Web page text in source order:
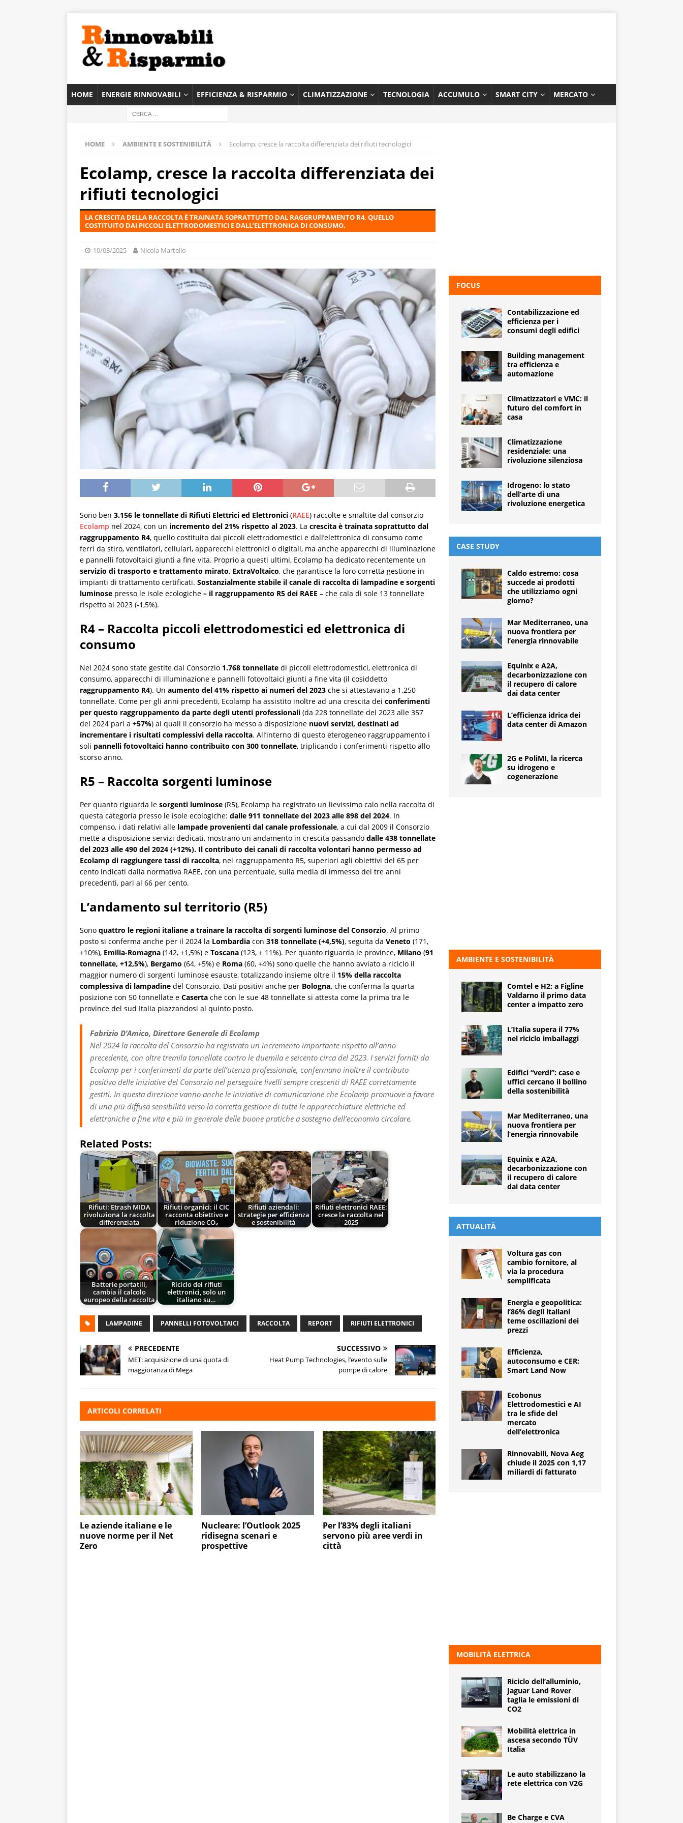
HOME ENERGIE RINNOVABILI EFFICIENZA & RISPARMIO CLIMATIZZAZIONE TECNOLOGIA ACCUMULO SMART CITY MERCATO
HOME AMBIENTE E SOSTENIBILITÀ Ecolamp, cresce la raccolta differenziata dei rifiuti tecnologici
Ecolamp, cresce la raccolta differenziata dei
rifiuti tecnologici
LA CRESCITA DELLA RACCOLTA È TRAINATA SOPRATTUTTO DAL RAGGRUPPAMENTO R4, QUELLO
COSTITUITO DAI PICCOLI ELETTRODOMESTICI E DALL’ELETTRONICA DI CONSUMO.
10/03/2025 Nicola Martello
Sono ben 3.156 le tonnellate di Rifiuti Elettrici ed Elettronici (RAEE) raccolte e smaltite dal consorzio
Ecolamp nel 2024, con un incremento del 21% rispetto al 2023. La crescita è trainata soprattutto dal
raggruppamento R4, quello costituito dai piccoli elettrodomestici e dall’elettronica di consumo come
ferri da stiro, ventilatori, cellulari, apparecchi elettronici o digitali, ma anche apparecchi di illuminazione
e pannelli fotovoltaici giunti a fine vita. Proprio a questi ultimi, Ecolamp ha dedicato recentemente un
servizio di trasporto e trattamento mirato, ExtraVoltaico, che garantisce la loro corretta gestione in
impianti di trattamento certificati. Sostanzialmente stabile il canale di raccolta di lampadine e sorgenti
luminose presso le isole ecologiche – il raggruppamento R5 dei RAEE – che cala di sole 13 tonnellate
rispetto al 2023 (-1,5%).
R4 – Raccolta piccoli elettrodomestici ed elettronica di
consumo
Nel 2024 sono state gestite dal Consorzio 1.768 tonnellate di piccoli elettrodomestici, elettronica di
consumo, apparecchi di illuminazione e pannelli fotovoltaici giunti a fine vita (il cosiddetto
raggruppamento R4). Un aumento del 41% rispetto ai numeri del 2023 che si attestavano a 1.250
tonnellate. Come per gli anni precedenti, Ecolamp ha assistito inoltre ad una crescita dei conferimenti
per questo raggruppamento da parte degli utenti professionali (da 228 tonnellate del 2023 alle 357
del 2024 pari a +57%) ai quali il consorzio ha messo a disposizione nuovi servizi, destinati ad
incrementare i risultati complessivi della raccolta. All’interno di questo eterogeneo raggruppamento i
soli pannelli fotovoltaici hanno contribuito con 300 tonnellate, triplicando i conferimenti rispetto allo
scorso anno.
R5 – Raccolta sorgenti luminose
Per quanto riguarda le sorgenti luminose (R5), Ecolamp ha registrato un lievissimo calo nella raccolta di
questa categoria presso le isole ecologiche: dalle 911 tonnellate del 2023 alle 898 del 2024. In
compenso, i dati relativi alle lampade provenienti dal canale professionale, a cui dal 2009 il Consorzio
mette a disposizione servizi dedicati, mostrano un andamento in crescita passando dalle 438 tonnellate
del 2023 alle 490 del 2024 (+12%). Il contributo dei canali di raccolta volontari hanno permesso ad
Ecolamp di raggiungere tassi di raccolta, nel raggruppamento R5, superiori agli obiettivi del 65 per
cento indicati dalla normativa RAEE, con una percentuale, sulla media di immesso dei tre anni
precedenti, pari al 66 per cento.
L’andamento sul territorio (R5)
Sono quattro le regioni italiane a trainare la raccolta di sorgenti luminose del Consorzio. Al primo
posto si conferma anche per il 2024 la Lombardia con 318 tonnellate (+4,5%), seguita da Veneto (171,
+10%), Emilia-Romagna (142, +1,5%) e Toscana (123, + 11%). Per quanto riguarda le province, Milano (91
tonnellate, +12,5%), Bergamo (64, +5%) e Roma (60, +4%) sono quelle che hanno avviato a riciclo il
maggior numero di sorgenti luminose esauste, totalizzando insieme oltre il 15% della raccolta
complessiva di lampadine del Consorzio. Dati positivi anche per Bologna, che conferma la quarta
posizione con 50 tonnellate e Caserta che con le sue 48 tonnellate si attesta come la prima tra le
province del sud Italia piazzandosi al quinto posto.
Fabrizio D’Amico, Direttore Generale di Ecolamp
Nel 2024 la raccolta del Consorzio ha registrato un incremento importante rispetto all’anno
precedente, con oltre tremila tonnellate contro le duemila e seicento circa del 2023. I servizi forniti da
Ecolamp per i conferimenti da parte dell’utenza professionale, confermano inoltre il contributo
positivo delle iniziative del Consorzio nel perseguire livelli sempre crescenti di RAEE correttamente
gestiti. In questa direzione vanno anche le iniziative di comunicazione che Ecolamp promuove a favore
di una più diffusa sensibilità verso la corretta gestione di tutte le apparecchiature elettriche ed
elettroniche a fine vita e più in generale delle buone pratiche a sostegno dell’economia circolare.
Related Posts:
Rifiuti: Etrash MIDA
rivoluziona la raccolta
differenziata
Rifiuti organici: il CIC
racconta obiettivo e
riduzione CO₂
Rifiuti aziendali:
strategie per efficienza
e sostenibilità
Rifiuti elettronici RAEE:
cresce la raccolta nel
2025
Batterie portatili,
cambia il calcolo
europeo della raccolta
Riciclo dei rifiuti
elettronici, solo un
italiano su…
LAMPADINE PANNELLI FOTOVOLTAICI RACCOLTA REPORT RIFIUTI ELETTRONICI
PRECEDENTE
MET: acquisizione di una quota di
maggioranza di Mega
SUCCESSIVO
Heat Pump Technologies, l’evento sulle
pompe di calore
ARTICOLI CORRELATI
Le aziende italiane e le
nuove norme per il Net
Zero
Nucleare: l’Outlook 2025
ridisegna scenari e
prospettive
Per l’83% degli italiani
servono più aree verdi in
città
FOCUS
Contabilizzazione ed
efficienza per i
consumi degli edifici
Building management
tra efficienza e
automazione
Climatizzatori e VMC: il
futuro del comfort in
casa
Climatizzazione
residenziale: una
rivoluzione silenziosa
Idrogeno: lo stato
dell’arte di una
rivoluzione energetica
CASE STUDY
Caldo estremo: cosa
succede ai prodotti
che utilizziamo ogni
giorno?
Mar Mediterraneo, una
nuova frontiera per
l’energia rinnovabile
Equinix e A2A,
decarbonizzazione con
il recupero di calore
dai data center
L’efficienza idrica dei
data center di Amazon
2G e PoliMI, la ricerca
su idrogeno e
cogenerazione
AMBIENTE E SOSTENIBILITÀ
Comtel e H2: a Figline
Valdarno il primo data
center a impatto zero
L’Italia supera il 77%
nel riciclo imballaggi
Edifici “verdi”: case e
uffici cercano il bollino
della sostenibilità
Mar Mediterraneo, una
nuova frontiera per
l’energia rinnovabile
Equinix e A2A,
decarbonizzazione con
il recupero di calore
dai data center
ATTUALITÀ
Voltura gas con
cambio fornitore, al
via la procedura
semplificata
Energia e geopolitica:
l’86% degli italiani
teme oscillazioni dei
prezzi
Efficienza,
autoconsumo e CER:
Smart Land Now
Ecobonus
Elettrodomestici e AI
tra le sfide del
mercato
dell’elettronica
Rinnovabili, Nova Aeg
chiude il 2025 con 1,17
miliardi di fatturato
MOBILITÀ ELETTRICA
Riciclo dell’alluminio,
Jaguar Land Rover
taglia le emissioni di
CO2
Mobilità elettrica in
ascesa secondo TÜV
Italia
Le auto stabilizzano la
rete elettrica con V2G
Be Charge e CVA